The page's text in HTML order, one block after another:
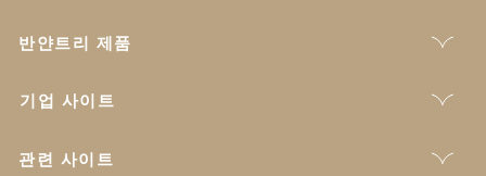
반얀트리 제품
기업 사이트
관련 사이트